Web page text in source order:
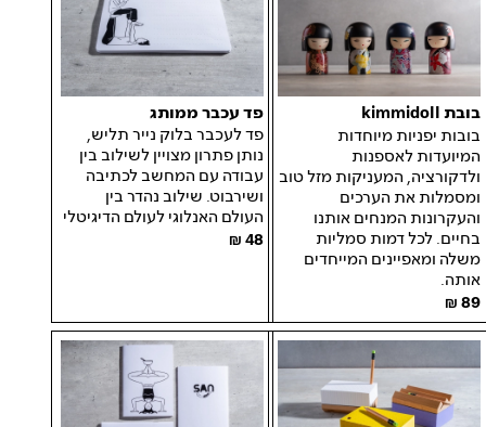
בובת kimmidoll
89
בובות יפניות מיוחדות
המיועדות לאספנות
ולדקורציה, המעניקות מזל טוב
ומסמלות את הערכים
והעקרונות המנחים אותנו
בחיים. לכל דמות סמליות
משלה ומאפיינים המייחדים
אותה.
פד עכבר ממותג
48
פד לעכבר בלוק נייר תליש,
נותן פתרון מצויין לשילוב בין
עבודה עם המחשב לכתיבה
ושירבוט. שילוב נהדר בין
העולם האנלוגי לעולם הדיגיטלי